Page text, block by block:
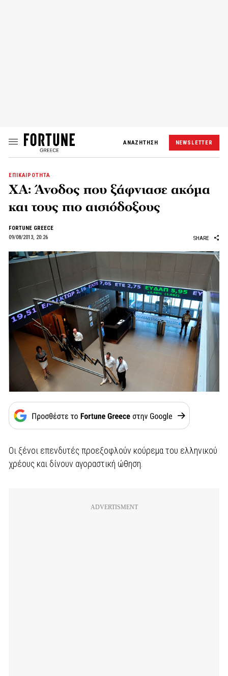
ΑΝΑΖΗΤΗΣΗ NEWSLETTER
ΕΠΙΚΑΙΡΟΤΗΤΑ
XA: Άνοδος που ξάφνιασε ακόμα
και τους πιο αισιόδοξους
FORTUNE GREECE
09/08/2013, 20:26
SHARE
Οι ξένοι επενδυτές προεξοφλούν κούρεμα του ελληνικού
χρέους και δίνουν αγοραστική ώθηση.